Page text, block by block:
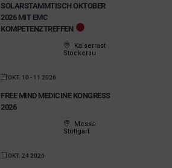
SOLARSTAMMTISCH OKTOBER
2026 MIT EMC
KOMPETENZTREFFEN
Kaiserrast
Stockerau
OKT. 10 - 11 2026
FREE MIND MEDICINE KONGRESS
2026
Messe
Stuttgart
OKT. 24 2026